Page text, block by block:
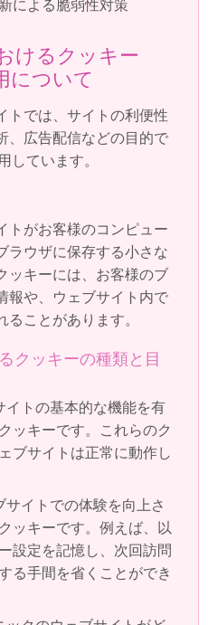
による脆弱性対策
けるクッキー
について
トでは、サイトの利便性
、広告配信などの目的で
しています。
トがお客様のコンピュー
ラウザに保存する小さな
ッキーには、お客様のブ
報や、ウェブサイト内で
ことがあります。
クッキーの種類と目
イトの基本的な機能を有
ッキーです。これらのク
ブサイトは正常に動作し
サイトでの体験を向上さ
ッキーです。例えば、以
設定を記憶し、次回訪問
る手間を省くことができ